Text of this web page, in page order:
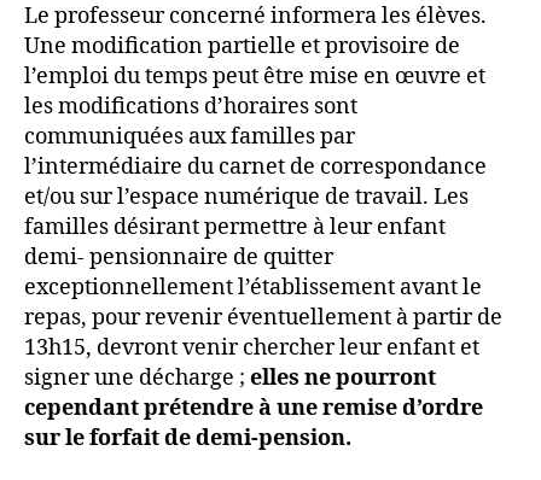
Le professeur concerné informera les élèves.
Une modification partielle et provisoire de
l’emploi du temps peut être mise en œuvre et
les modifications d’horaires sont
communiquées aux familles par
l’intermédiaire du carnet de correspondance
et/ou sur l’espace numérique de travail. Les
familles désirant permettre à leur enfant
demi- pensionnaire de quitter
exceptionnellement l’établissement avant le
repas, pour revenir éventuellement à partir de
13h15, devront venir chercher leur enfant et
signer une décharge ; elles ne pourront
cependant prétendre àune remise d’ordre
sur le forfait de demi-pension.